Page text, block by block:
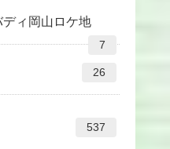
ィ岡山ロケ地
7
26
537